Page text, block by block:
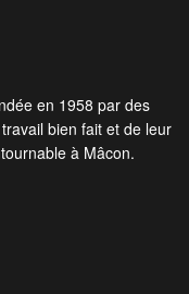
en 1958 par des
bien fait et de leur
à Mâcon.